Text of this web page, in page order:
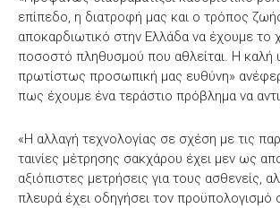
επίπεδο, η διατροφή μας και ο τρόπος
αποκαρδιωτικό στην Ελλάδα να έχουμε το
ποσοστό πληθυσμού που αθλείται. Η καλή
πρωτίστως προσωπική μας ευθύνη»
πως έχουμε ένα τεράστιο πρόβλημα να
«Η αλλαγή τεχνολογίας σε σχέση με τις
ταινίες μέτρησης σακχάρου έχει μεν ως
αξιόπιστες μετρήσεις για τους ασθενείς,
πλευρά έχει οδηγήσει τον προϋπολογισμό